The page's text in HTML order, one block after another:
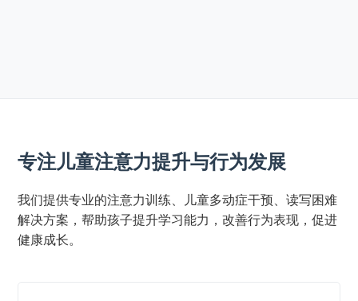
专注儿童注意力提升与行为发展
我们提供专业的注意力训练、儿童多动症干预、读写困难
解决方案，帮助孩子提升学习能力，改善行为表现，促进
健康成长。